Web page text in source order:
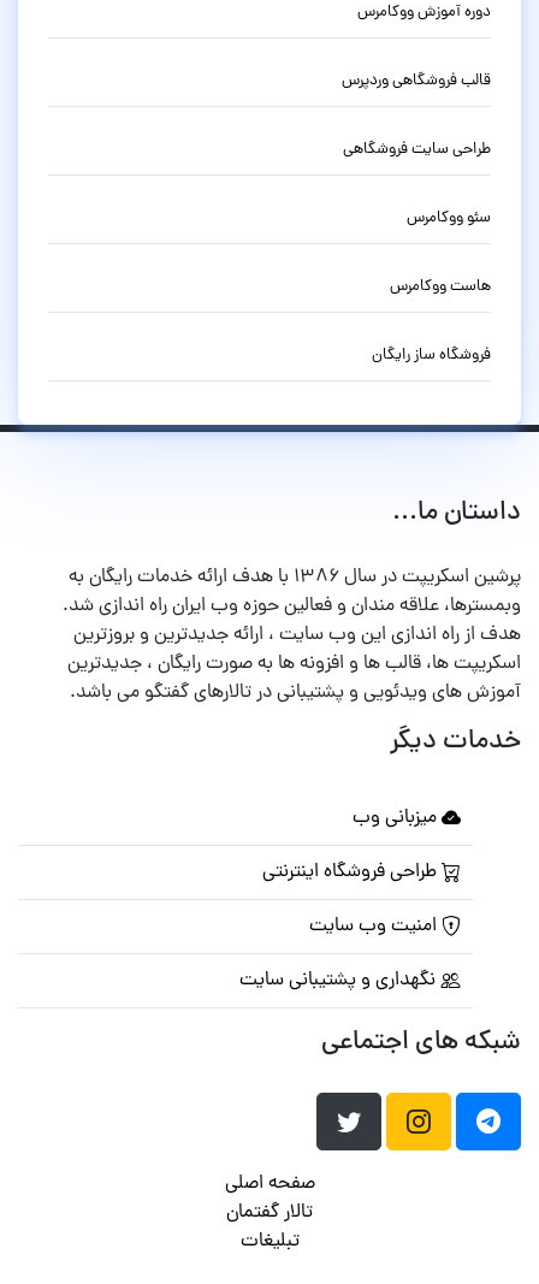
دوره آموزش ووکامرس
قالب فروشگاهی وردپرس
طراحی سایت فروشگاهی
سئو ووکامرس
هاست ووکامرس
فروشگاه ساز رایگان
داستان ما...
پرشین اسکریپت در سال ۱۳۸۶ با هدف ارائه خدمات رایگان به
وبمسترها، علاقه مندان و فعالین حوزه وب ایران راه اندازی شد.
هدف از راه اندازی این وب سایت ، ارائه جدیدترین و بروزترین
اسکریپت ها، قالب ها و افزونه ها به صورت رایگان ، جدیدترین
آموزش های ویدئویی و پشتیبانی در تالارهای گفتگو می باشد.
خدمات دیگر
میزبانی وب
طراحی فروشگاه اینترنتی
امنیت وب سایت
نگهداری و پشتیبانی سایت
شبکه های اجتماعی
صفحه اصلی
تالار گفتمان
تبلیغات